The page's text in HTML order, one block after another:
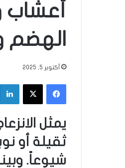
الهضم
أكتوبر 5, 2025
فيسبوك ‫X
يمثل
ثقيلة أو
شيوعاً.